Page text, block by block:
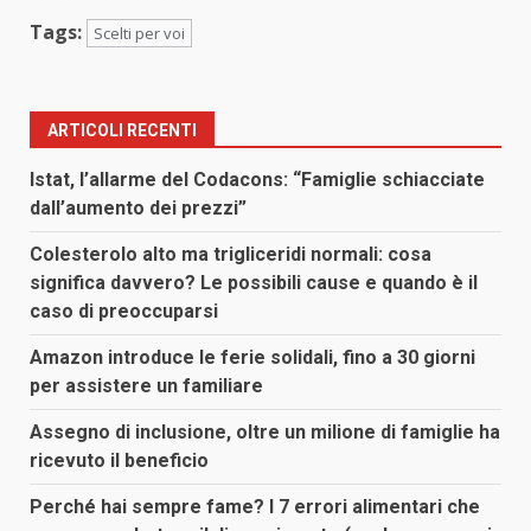
Tags: Scelti per voi
ARTICOLI RECENTI
Istat, l’allarme del Codacons: “Famiglie schiacciate
dall’aumento dei prezzi”
Colesterolo alto ma trigliceridi normali: cosa
significa davvero? Le possibili cause e quando è il
caso di preoccuparsi
Amazon introduce le ferie solidali, fino a 30 giorni
per assistere un familiare
Assegno di inclusione, oltre un milione di famiglie ha
ricevuto il beneficio
Perché hai sempre fame? I 7 errori alimentari che